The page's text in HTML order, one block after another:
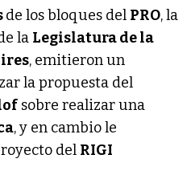
de los bloques del PRO, la
la Legislatura de la
, emitieron un
la propuesta del
sobre realizar una
, y en cambio le
del RIGI